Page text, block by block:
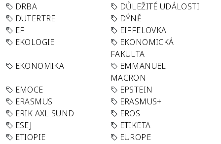
DRBA
DŮLEŽITÉ UDÁLOSTI
DUTERTRE
DÝNĚ
EF
EIFFELOVKA
EKOLOGIE
EKONOMICKÁ
FAKULTA
EKONOMIKA
EMMANUEL
MACRON
EMOCE
EPSTEIN
ERASMUS
ERASMUS+
ERIK AXL SUND
EROS
ESEJ
ETIKETA
ETIOPIE
EUROPE